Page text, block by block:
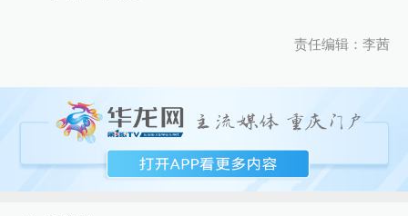
责任编辑：李茜